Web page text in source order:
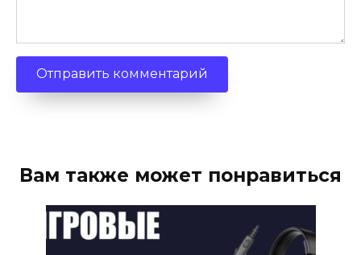
Вам также может понравиться